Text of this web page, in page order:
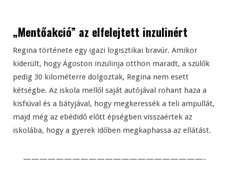
„Mentőakció” az elfelejtett inzulinért
Regina története egy igazi logisztikai bravúr. Amikor
kiderült, hogy Ágoston inzulinja otthon maradt, a szülők
pedig 30 kilométerre dolgoztak, Regina nem esett
kétségbe. Az iskola mellől saját autójával rohant haza a
kisfiúval és a bátyjával, hogy megkeressék a teli ampullát,
majd még az ebédidő előtt épségben visszaértek az
iskolába, hogy a gyerek időben megkaphassa az ellátást.
——————————————————————-